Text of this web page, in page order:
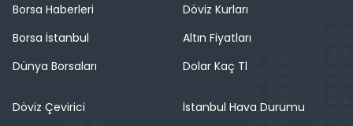
Borsa Haberleri
Borsa İstanbul
Dünya Borsaları
Döviz Kurları
Altın Fiyatları
Dolar Kaç Tl
Döviz Çevirici
İstanbul Hava Durumu